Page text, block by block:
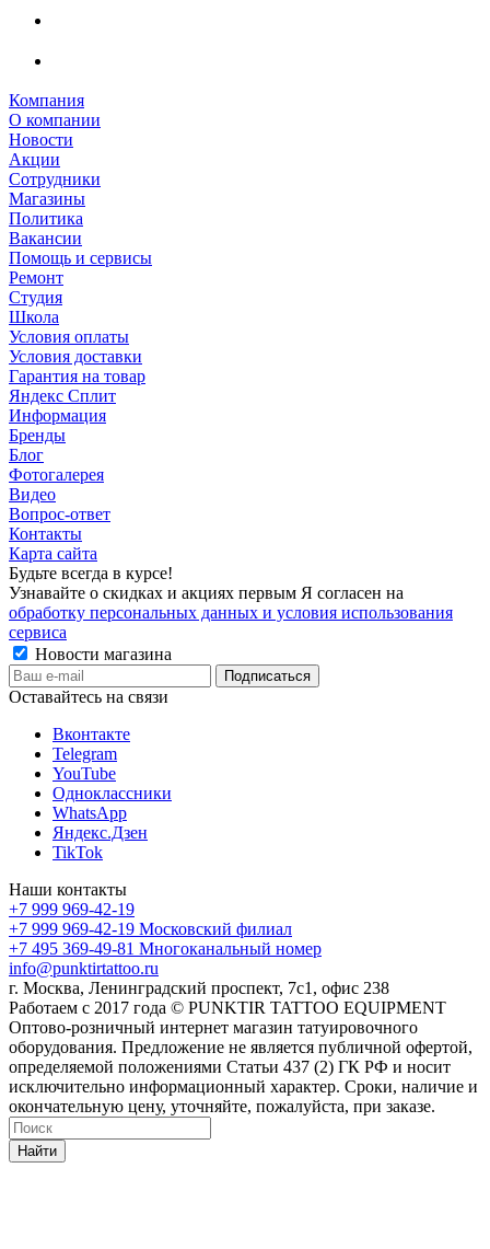
Компания
О компании
Новости
Акции
Сотрудники
Магазины
Политика
Вакансии
Помощь и сервисы
Ремонт
Студия
Школа
Условия оплаты
Условия доставки
Гарантия на товар
Яндекс Сплит
Информация
Бренды
Блог
Фотогалерея
Видео
Вопрос-ответ
Контакты
Карта сайта
Будьте всегда в курсе!
Узнавайте о скидках и акциях первым Я согласен на
обработку персональных данных и условия использования
сервиса
Новости магазина
Оставайтесь на связи
Вконтакте
Telegram
YouTube
Одноклассники
WhatsApp
Яндекс.Дзен
TikTok
Наши контакты
+7 999 969-42-19
+7 999 969-42-19 Московский филиал
+7 495 369-49-81 Многоканальный номер
info@punktirtattoo.ru
г. Москва, Ленинградский проспект, 7с1, офис 238
Работаем с 2017 года © PUNKTIR TATTOO EQUIPMENT
Оптово-розничный интернет магазин татуировочного
оборудования. Предложение не является публичной офертой,
определяемой положениями Статьи 437 (2) ГК РФ и носит
исключительно информационный характер. Сроки, наличие и
окончательную цену, уточняйте, пожалуйста, при заказе.
Найти